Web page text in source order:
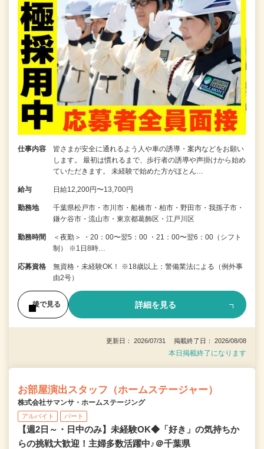
仕事内容
皆さまが安全に通れるよう人や車の誘導・案内などをお願い
します。 最初は慣れるまで、歩行者の誘導や声掛けから始め
ていただきます。 未経験で始めた方がほとん…
給与 日給12,200円〜13,700円
勤務地
千葉県松戸市・市川市・船橋市・柏市・野田市・我孫子市・
鎌ケ谷市・流山市・東京都葛飾区・江戸川区
勤務時間
＜夜勤＞ ・20：00〜翌5：00 ・21：00〜翌6：00（シフト
制） ※1日8時…
応募資格
無資格・未経験OK！ ※18歳以上：警備業法による（例外事
由2号）
後で見る 詳細を見る
更新日： 2026/07/31 掲載終了日： 2026/08/08
本日掲載終了になります
お部屋演出スタッフ（ホームステージャー）
株式会社サマンサ・ホームステージング
アルバイト パート
【週2日～・日中のみ】未経験OK◆「好き」の気持ちか
らの挑戦大歓迎！主婦多数活躍中♪＠千葉県